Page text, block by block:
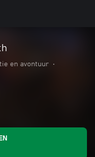
en avontuur
•